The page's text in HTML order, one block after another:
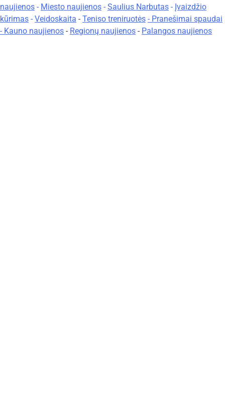
naujienos - Miesto naujienos - Saulius Narbutas - Įvaizdžio
kūrimas - Veidoskaita - Teniso treniruotės - Pranešimai spaudai
- Kauno naujienos - Regionų naujienos - Palangos naujienos